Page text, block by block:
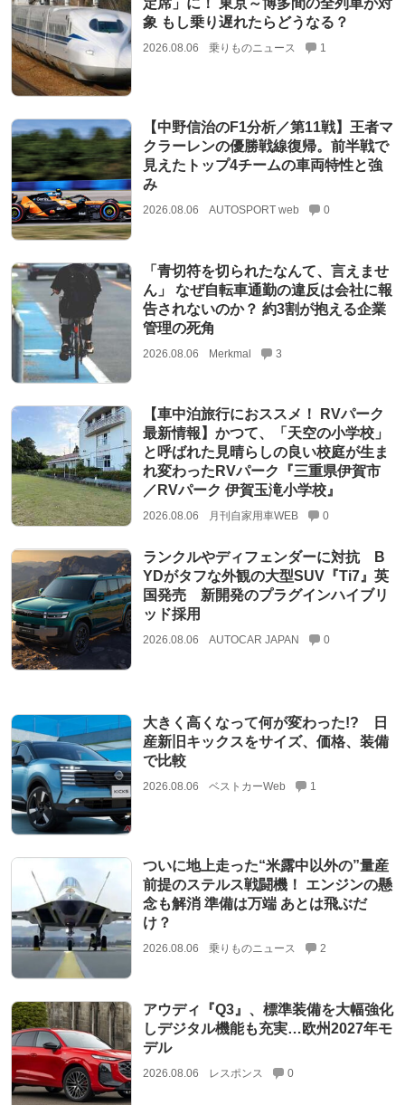
象 もし乗り遅れたらどうなる？
2026.08.06 乗りものニュース 1
【中野信治のF1分析／第11戦】王者マ
クラーレンの優勝戦線復帰。前半戦で
見えたトップ4チームの車両特性と強
み
2026.08.06 AUTOSPORT web 0
「青切符を切られたなんて、言えませ
ん」 なぜ自転車通勤の違反は会社に報
告されないのか？ 約3割が抱える企業
管理の死角
2026.08.06 Merkmal 3
【車中泊旅行におススメ！ RVパーク
最新情報】かつて、「天空の小学校」
と呼ばれた見晴らしの良い校庭が生ま
れ変わったRVパーク『三重県伊賀市
／RVパーク 伊賀玉滝小学校』
2026.08.06 月刊自家用車WEB 0
ランクルやディフェンダーに対抗 B
YDがタフな外観の大型SUV『Ti7』英
国発売 新開発のプラグインハイブリ
ッド採用
2026.08.06 AUTOCAR JAPAN 0
大きく高くなって何が変わった!? 日
産新旧キックスをサイズ、価格、装備
で比較
2026.08.06 ベストカーWeb 1
ついに地上走った“米露中以外の”量産
前提のステルス戦闘機！ エンジンの懸
念も解消 準備は万端 あとは飛ぶだ
け？
2026.08.06 乗りものニュース 2
アウディ『Q3』、標準装備を大幅強化
しデジタル機能も充実…欧州2027年モ
デル
2026.08.06 レスポンス 0